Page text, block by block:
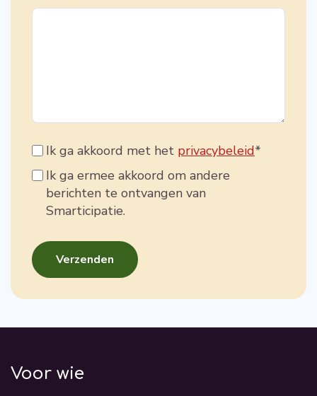
Ik ga akkoord met het privacybeleid*
Ik ga ermee akkoord om andere
berichten te ontvangen van
Smarticipatie.
Voor wie